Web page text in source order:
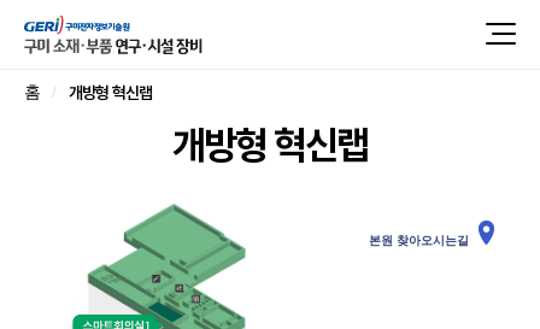
홈 개방형 혁신랩
개방형 혁신랩
본원 찾아오시는길